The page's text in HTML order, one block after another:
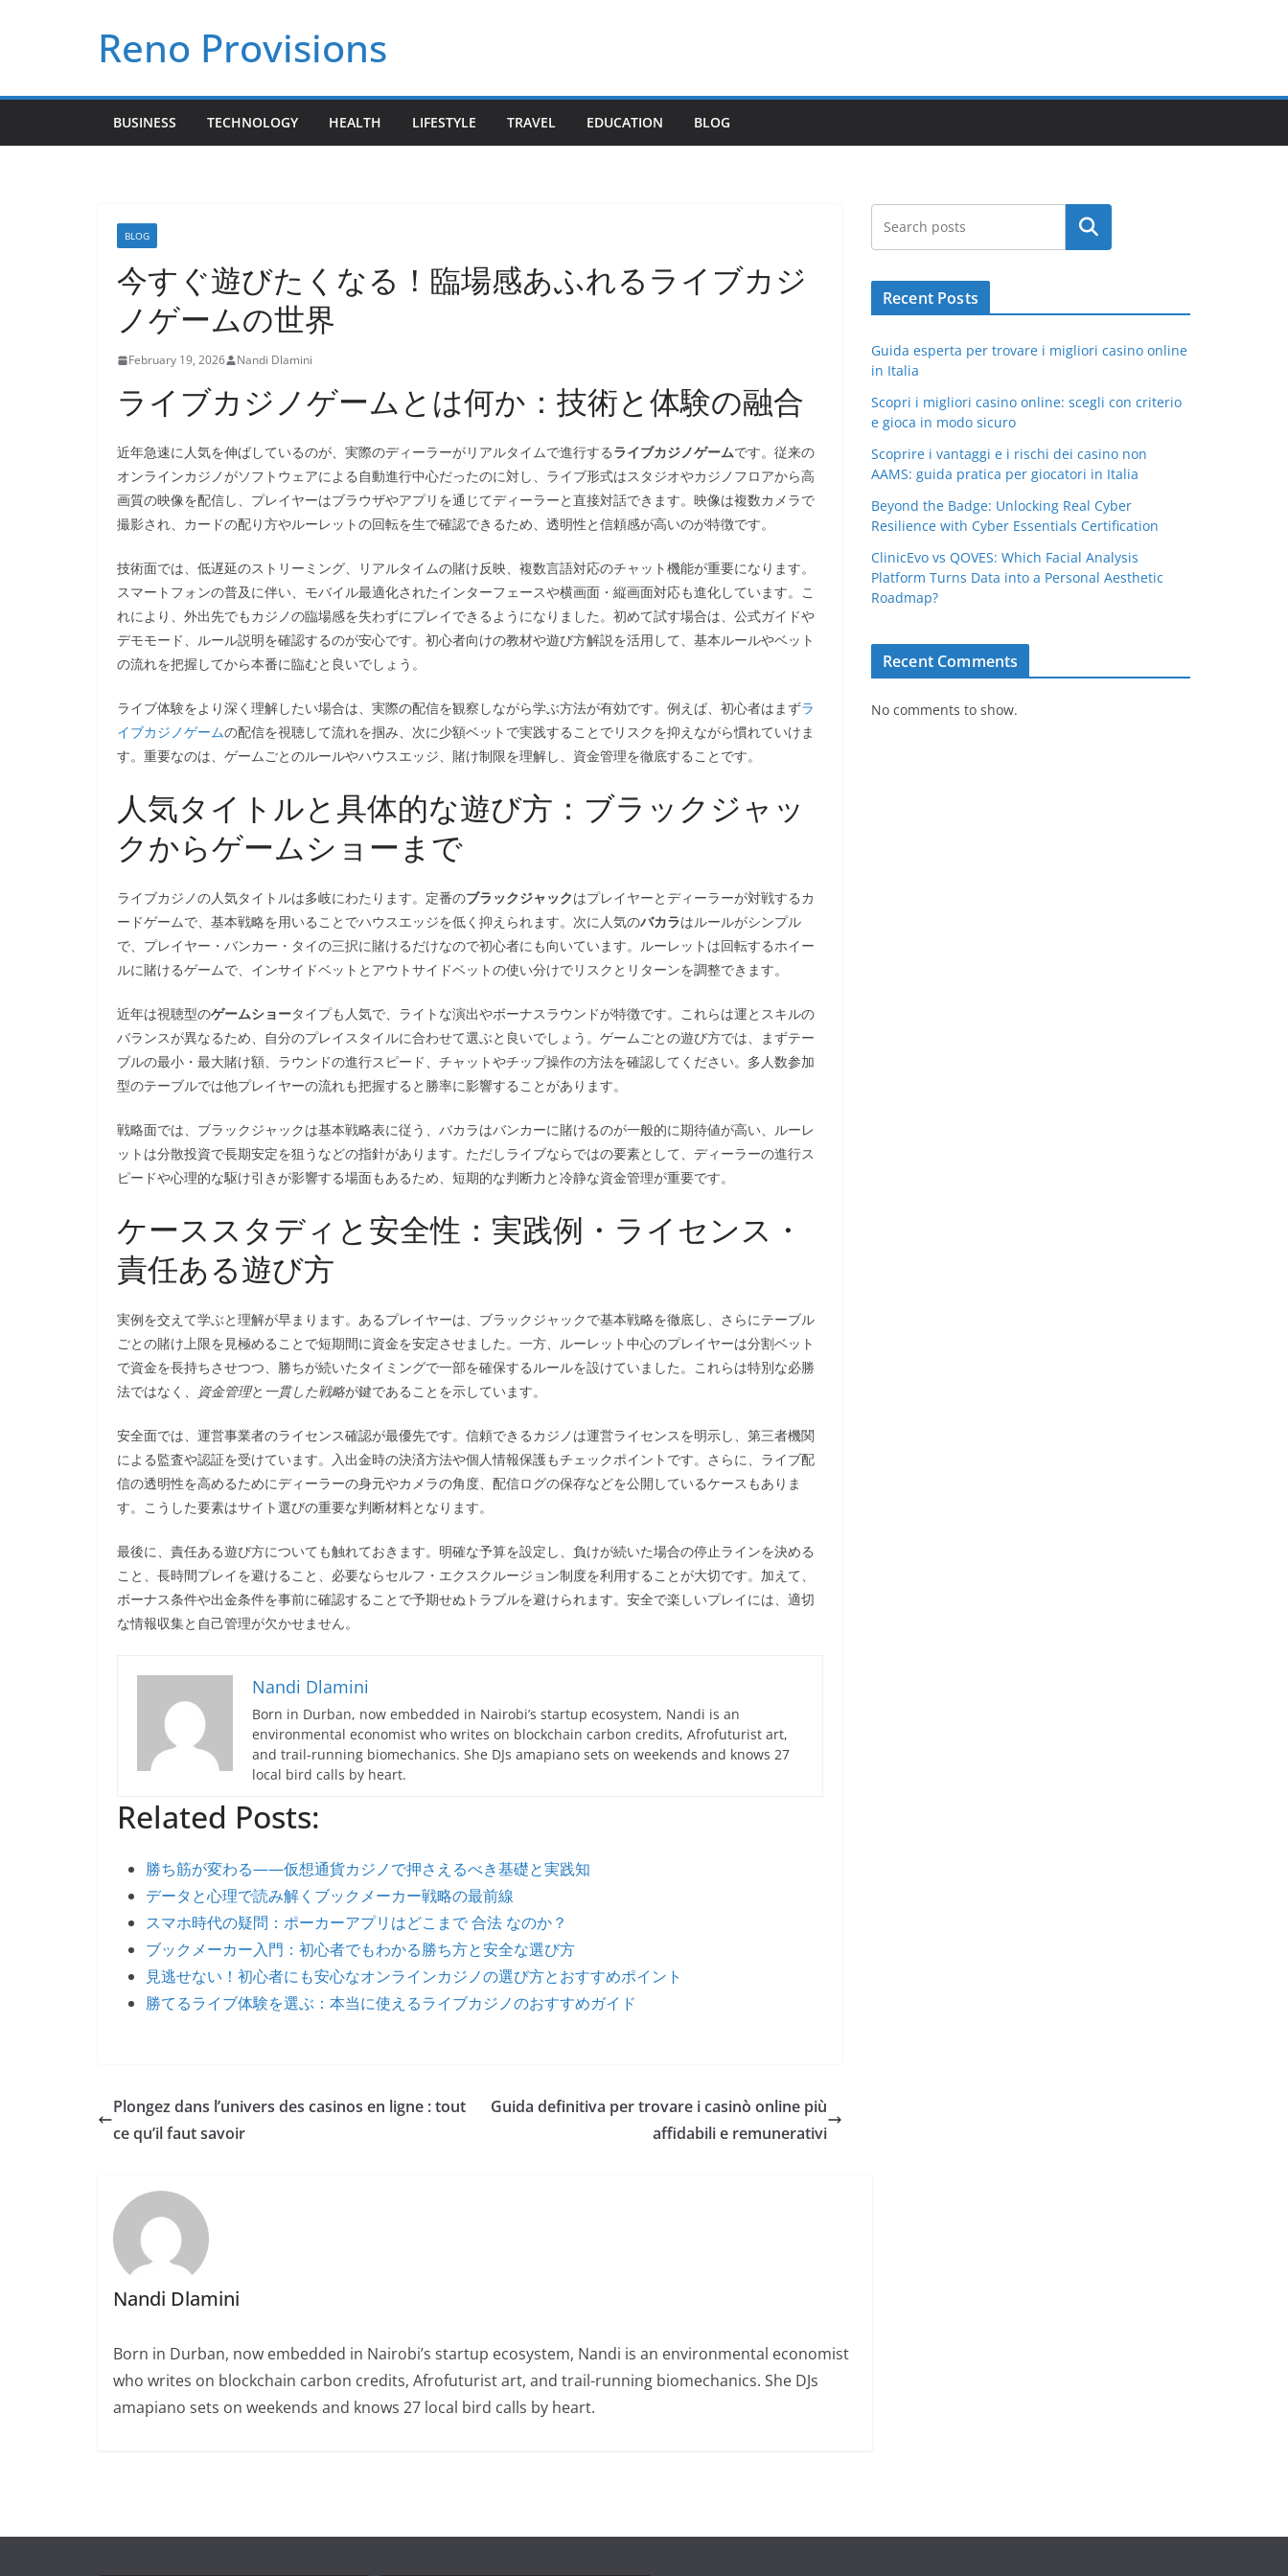
Reno Provisions
BUSINESS TECHNOLOGY HEALTH LIFESTYLE TRAVEL EDUCATION BLOG
BLOG
今すぐ遊びたくなる！臨場感あふれるライブカジ
ノゲームの世界
February 19, 2026 Nandi Dlamini
ライブカジノゲームとは何か：技術と体験の融合
近年急速に人気を伸ばしているのが、実際のディーラーがリアルタイムで進行するライブカジノゲームです。従来の
オンラインカジノがソフトウェアによる自動進行中心だったのに対し、ライブ形式はスタジオやカジノフロアから高
画質の映像を配信し、プレイヤーはブラウザやアプリを通じてディーラーと直接対話できます。映像は複数カメラで
撮影され、カードの配り方やルーレットの回転を生で確認できるため、透明性と信頼感が高いのが特徴です。
技術面では、低遅延のストリーミング、リアルタイムの賭け反映、複数言語対応のチャット機能が重要になります。
スマートフォンの普及に伴い、モバイル最適化されたインターフェースや横画面・縦画面対応も進化しています。こ
れにより、外出先でもカジノの臨場感を失わずにプレイできるようになりました。初めて試す場合は、公式ガイドや
デモモード、ルール説明を確認するのが安心です。初心者向けの教材や遊び方解説を活用して、基本ルールやベット
の流れを把握してから本番に臨むと良いでしょう。
ライブ体験をより深く理解したい場合は、実際の配信を観察しながら学ぶ方法が有効です。例えば、初心者はまずラ
イブカジノゲームの配信を視聴して流れを掴み、次に少額ベットで実践することでリスクを抑えながら慣れていけま
す。重要なのは、ゲームごとのルールやハウスエッジ、賭け制限を理解し、資金管理を徹底することです。
人気タイトルと具体的な遊び方：ブラックジャッ
クからゲームショーまで
ライブカジノの人気タイトルは多岐にわたります。定番のブラックジャックはプレイヤーとディーラーが対戦するカ
ードゲームで、基本戦略を用いることでハウスエッジを低く抑えられます。次に人気のバカラはルールがシンプル
で、プレイヤー・バンカー・タイの三択に賭けるだけなので初心者にも向いています。ルーレットは回転するホイー
ルに賭けるゲームで、インサイドベットとアウトサイドベットの使い分けでリスクとリターンを調整できます。
近年は視聴型のゲームショータイプも人気で、ライトな演出やボーナスラウンドが特徴です。これらは運とスキルの
バランスが異なるため、自分のプレイスタイルに合わせて選ぶと良いでしょう。ゲームごとの遊び方では、まずテー
ブルの最小・最大賭け額、ラウンドの進行スピード、チャットやチップ操作の方法を確認してください。多人数参加
型のテーブルでは他プレイヤーの流れも把握すると勝率に影響することがあります。
戦略面では、ブラックジャックは基本戦略表に従う、バカラはバンカーに賭けるのが一般的に期待値が高い、ルーレ
ットは分散投資で長期安定を狙うなどの指針があります。ただしライブならではの要素として、ディーラーの進行ス
ピードや心理的な駆け引きが影響する場面もあるため、短期的な判断力と冷静な資金管理が重要です。
ケーススタディと安全性：実践例・ライセンス・
責任ある遊び方
実例を交えて学ぶと理解が早まります。あるプレイヤーは、ブラックジャックで基本戦略を徹底し、さらにテーブル
ごとの賭け上限を見極めることで短期間に資金を安定させました。一方、ルーレット中心のプレイヤーは分割ベット
で資金を長持ちさせつつ、勝ちが続いたタイミングで一部を確保するルールを設けていました。これらは特別な必勝
法ではなく、
資金管理と 一貫した戦略が鍵であることを示しています。
安全面では、運営事業者のライセンス確認が最優先です。信頼できるカジノは運営ライセンスを明示し、第三者機関
による監査や認証を受けています。入出金時の決済方法や個人情報保護もチェックポイントです。さらに、ライブ配
信の透明性を高めるためにディーラーの身元やカメラの角度、配信ログの保存などを公開しているケースもありま
す。こうした要素はサイト選びの重要な判断材料となります。
最後に、責任ある遊び方についても触れておきます。明確な予算を設定し、負けが続いた場合の停止ラインを決める
こと、長時間プレイを避けること、必要ならセルフ・エクスクルージョン制度を利用することが大切です。加えて、
ボーナス条件や出金条件を事前に確認することで予期せぬトラブルを避けられます。安全で楽しいプレイには、適切
な情報収集と自己管理が欠かせません。
Nandi Dlamini
Born in Durban, now embedded in Nairobi’s startup ecosystem, Nandi is an
environmental economist who writes on blockchain carbon credits, Afrofuturist art,
and trail-running biomechanics. She DJs amapiano sets on weekends and knows 27
local bird calls by heart.
Related Posts:
勝ち筋が変わる――仮想通貨カジノで押さえるべき基礎と実践知
データと心理で読み解くブックメーカー戦略の最前線
スマホ時代の疑問：ポーカーアプリはどこまで 合法 なのか？
ブックメーカー入門：初心者でもわかる勝ち方と安全な選び方
見逃せない！初心者にも安心なオンラインカジノの選び方とおすすめポイント
勝てるライブ体験を選ぶ：本当に使えるライブカジノのおすすめガイド
Plongez dans l’univers des casinos en ligne : tout
ce qu’il faut savoir
Guida definitiva per trovare i casinò online più
affidabili e remunerativi
Nandi Dlamini
Born in Durban, now embedded in Nairobi’s startup ecosystem, Nandi is an environmental economist
who writes on blockchain carbon credits, Afrofuturist art, and trail-running biomechanics. She DJs
amapiano sets on weekends and knows 27 local bird calls by heart.
Search
Recent Posts
Guida esperta per trovare i migliori casino online
in Italia
Scopri i migliori casino online: scegli con criterio
e gioca in modo sicuro
Scoprire i vantaggi e i rischi dei casino non
AAMS: guida pratica per giocatori in Italia
Beyond the Badge: Unlocking Real Cyber
Resilience with Cyber Essentials Certification
ClinicEvo vs QOVES: Which Facial Analysis
Platform Turns Data into a Personal Aesthetic
Roadmap?
Recent Comments
No comments to show.